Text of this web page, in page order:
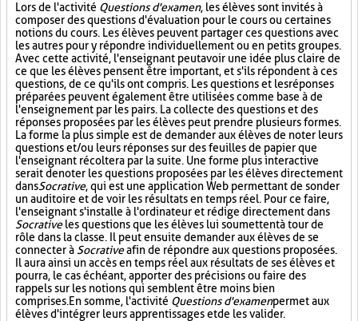
Lors de l'activité Questions d'examen, les élèves sont invités à
composer des questions d'évaluation pour le cours ou certaines
notions du cours. Les élèves peuvent partager ces questions avec
les autres pour y répondre individuellement ou en petits groupes.
Avec cette activité, l'enseignant peut avoir une idée plus claire de
ce que les élèves pensent être important, et s'ils répondent à ces
questions, de ce qu'ils ont compris. Les questions et les réponses
préparées peuvent également être utilisées comme base à de
l'enseignement par les pairs. La collecte des questions et des
réponses proposées par les élèves peut prendre plusieurs formes.
La forme la plus simple est de demander aux élèves de noter leurs
questions et/ou leurs réponses sur des feuilles de papier que
l'enseignant récoltera par la suite. Une forme plus interactive
serait de noter les questions proposées par les élèves directement
dansSocrative, qui est une application Web permettant de sonder
un auditoire et de voir les résultats en temps réel. Pour ce faire,
l'enseignant s'installe à l'ordinateur et rédige directement dans
Socrativeles questions que les élèves lui soumettent à tour de
rôle dans la classe. Il peut ensuite demander aux élèves de se
connecter à Socrativeafin de répondre aux questions proposées.
Il aura ainsi un accès en temps réel aux résultats de ses élèves et
pourra, le cas échéant, apporter des précisions ou faire des
rappels sur les notions qui semblent être moins bien
comprises. En somme, l'activité Questions d'examenpermet aux
élèves d'intégrer leurs apprentissages et de les valider.